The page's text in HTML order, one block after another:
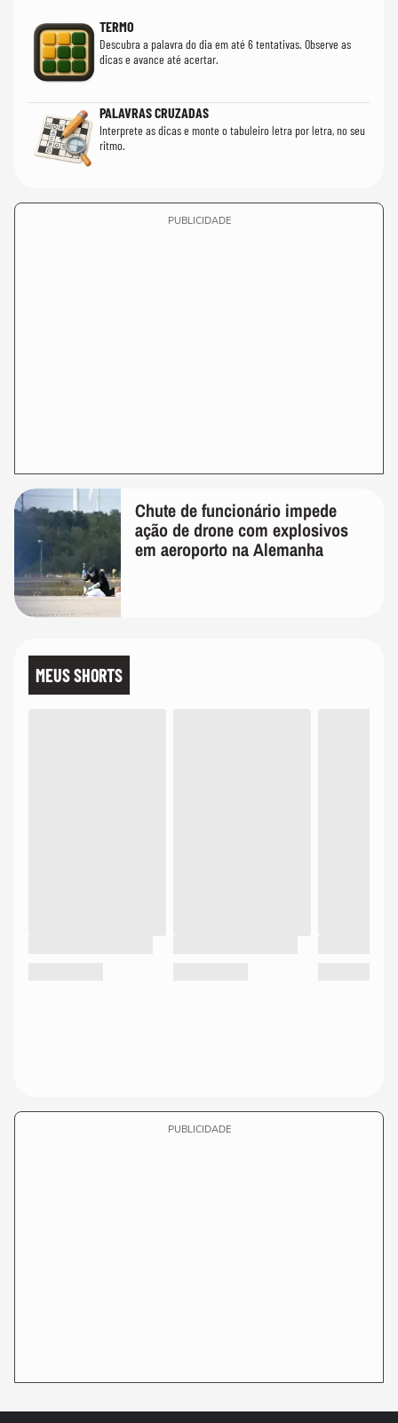
TERMO
Descubra a palavra do dia em até 6 tentativas. Observe as
dicas e avance até acertar.
PALAVRAS CRUZADAS
Interprete as dicas e monte o tabuleiro letra por letra, no seu
ritmo.
PUBLICIDADE
Chute de funcionário impede
ação de drone com explosivos
em aeroporto na Alemanha
MEUS SHORTS
PUBLICIDADE